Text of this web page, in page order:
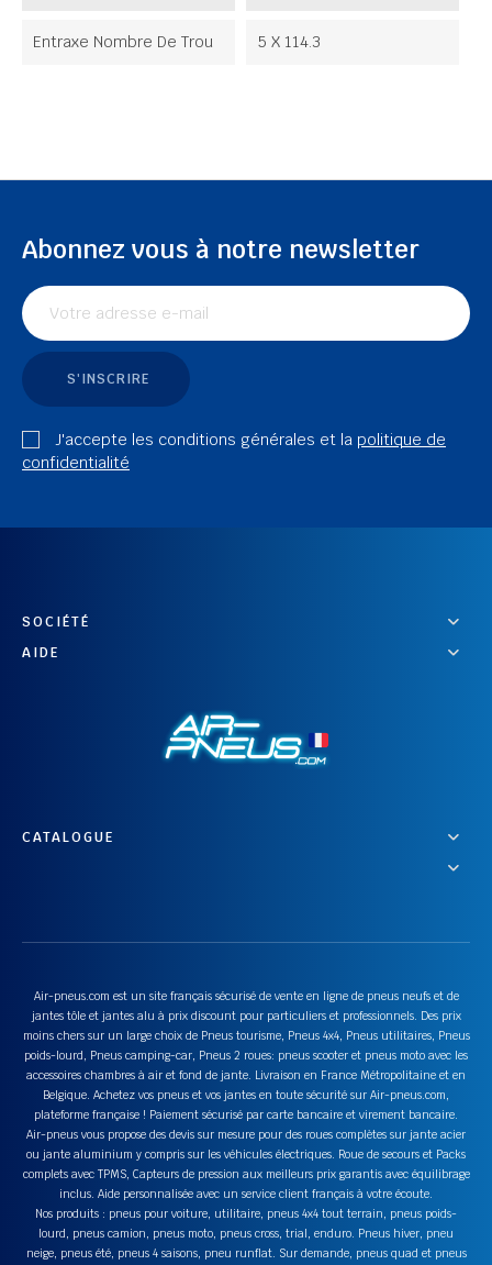
Entraxe Nombre De Trou 5 X 114.3
Abonnez vous à notre newsletter
S'INSCRIRE
J'accepte les conditions générales et la politique de
confidentialité
SOCIÉTÉ
AIDE
CATALOGUE
Air-pneus.com est un site français sécurisé de vente en ligne de pneus neufs et de
jantes tôle et jantes alu à prix discount pour particuliers et professionnels. Des prix
moins chers sur un large choix de Pneus tourisme, Pneus 4x4, Pneus utilitaires, Pneus
poids-lourd, Pneus camping-car, Pneus 2 roues: pneus scooter et pneus moto avec les
accessoires chambres à air et fond de jante. Livraison en France Métropolitaine et en
Belgique. Achetez vos pneus et vos jantes en toute sécurité sur Air-pneus.com,
plateforme française ! Paiement sécurisé par carte bancaire et virement bancaire.
Air-pneus vous propose des devis sur mesure pour des roues complètes sur jante acier
ou jante aluminium y compris sur les véhicules électriques. Roue de secours et Packs
complets avec TPMS, Capteurs de pression aux meilleurs prix garantis avec équilibrage
inclus. Aide personnalisée avec un service client français à votre écoute.
Nos produits : pneus pour voiture, utilitaire, pneus 4x4 tout terrain, pneus poids-
lourd, pneus camion, pneus moto, pneus cross, trial, enduro. Pneus hiver, pneu
neige, pneus été, pneus 4 saisons, pneu runflat. Sur demande, pneus quad et pneus